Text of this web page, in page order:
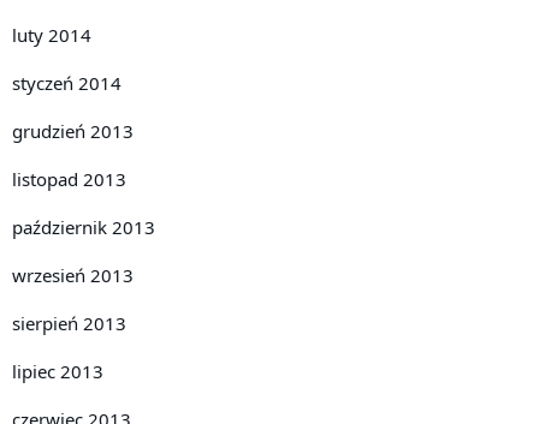
luty 2014
styczeń 2014
grudzień 2013
listopad 2013
październik 2013
wrzesień 2013
sierpień 2013
lipiec 2013
czerwiec 2013